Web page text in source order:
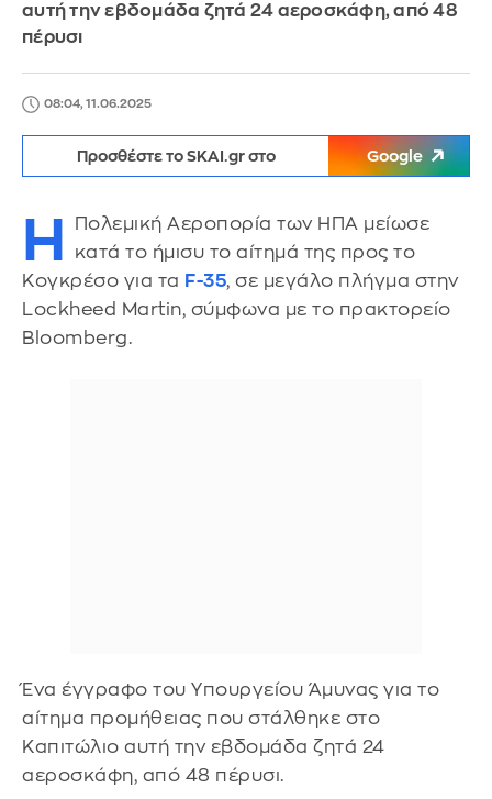
αυτή την εβδομάδα ζητά 24 αεροσκάφη, από 48
πέρυσι
08:04, 11.06.2025
Προσθέστε το SKAI.gr στο Google
Η
Πολεμική Αεροπορία των ΗΠΑ μείωσε
κατά το ήμισυ το αίτημά της προς το
Κογκρέσο για τα F-35, σε μεγάλο πλήγμα στην
Lockheed Martin, σύμφωνα με το πρακτορείο
Bloomberg.
Ένα έγγραφο του Υπουργείου Άμυνας για το
αίτημα προμήθειας που στάλθηκε στο
Καπιτώλιο αυτή την εβδομάδα ζητά 24
αεροσκάφη, από 48 πέρυσι.